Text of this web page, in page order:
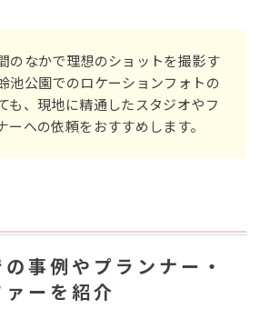
のなかで理想のショットを撮影す
池公園でのロケーションフォトの
も、現地に精通したスタジオやフ
ーへの依頼をおすすめします。
事例やプランナー・
ーを紹介